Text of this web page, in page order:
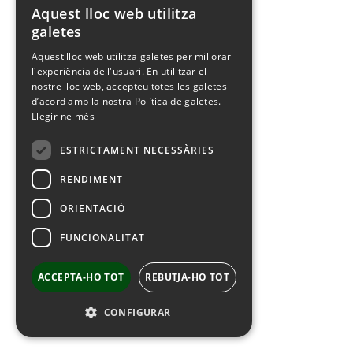
FRENCH
ENGLISH
Aquest lloc web utilitza
galetes
Aquest lloc web utilitza galetes per millorar
l'experiència de l'usuari. En utilitzar el
nostre lloc web, accepteu totes les galetes
d’acord amb la nostra Política de galetes.
Llegir-ne més
ESTRICTAMENT NECESSÀRIES
RENDIMENT
ORIENTACIÓ
FUNCIONALITAT
ACCEPTA-HO TOT REBUTJA-HO TOT
CONFIGURAR